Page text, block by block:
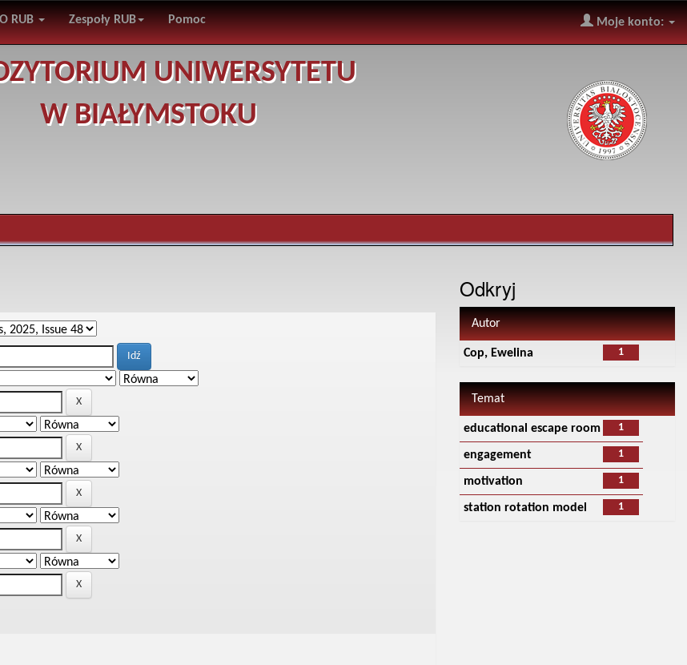
O RUB Zespoły RUB Pomoc Moje konto:
UNIWERSYTETU
W BIAŁYMSTOKU
Odkryj
Autor
1
Cop, Ewelina
Temat
1
educational escape room
1
engagement
1
motivation
1
station rotation model